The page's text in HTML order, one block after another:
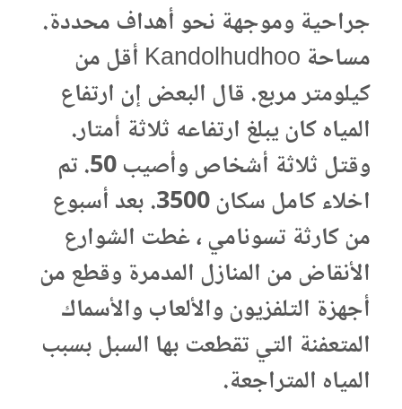
جراحية وموجهة نحو أهداف محددة.
مساحة Kandolhudhoo أقل من
كيلومتر مربع. قال البعض إن ارتفاع
المياه كان يبلغ ارتفاعه ثلاثة أمتار.
وقتل ثلاثة أشخاص وأصيب 50. تم
اخلاء كامل سكان 3500. بعد أسبوع
من كارثة تسونامي ، غطت الشوارع
الأنقاض من المنازل المدمرة وقطع من
أجهزة التلفزيون والألعاب والأسماك
المتعفنة التي تقطعت بها السبل بسبب
المياه المتراجعة.